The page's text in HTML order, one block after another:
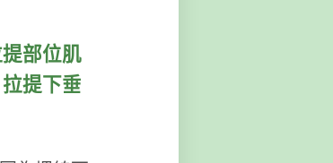
部位肌
提下垂